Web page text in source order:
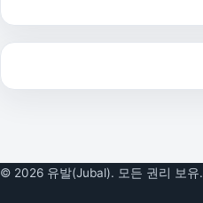
© 2026 유발(Jubal). 모든 권리 보유.